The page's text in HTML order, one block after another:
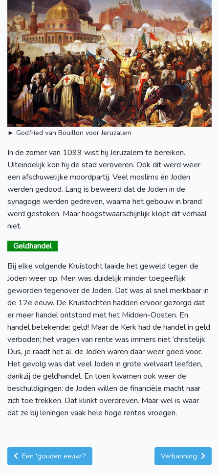
► Godfried van Bouillon voor Jeruzalem
In de zomer van 1099 wist hij Jeruzalem te bereiken.
Uiteindelijk kon hij de stad veroveren. Ook dit werd weer
een afschuwelijke moordpartij. Veel moslims én Joden
werden gedood. Lang is beweerd dat de Joden in de
synagoge werden gedreven, waarna het gebouw in brand
werd gestoken. Maar hoogstwaarschijnlijk klopt dit verhaal
niet.
Geldhandel
Bij elke volgende Kruistocht laaide het geweld tegen de
Joden weer op. Men was duidelijk minder toegeeflijk
geworden tegenover de Joden. Dat was al snel merkbaar in
de 12e eeuw. De Kruistochten hadden ervoor gezorgd dat
er meer handel ontstond met het Midden-Oosten. En
handel betekende: geld! Maar de Kerk had de handel in geld
verboden; het vragen van rente was immers niet ‘christelijk’.
Dus, je raadt het al, de Joden waren daar weer goed voor.
Het gevolg was dat veel Joden in grote welvaart leefden,
dankzij de geldhandel. En toen kwamen ook weer de
beschuldigingen: de Joden willen de financiële macht naar
zich toe trekken. Dat klinkt overdreven. Maar wel is waar
dat ze bij leningen vaak hele hoge rentes vroegen.
Een 'gouden eeuw'? Verbanning